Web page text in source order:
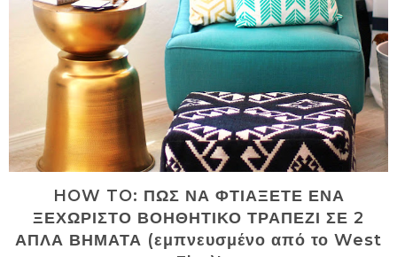
HOW TO: ΠΩΣ ΝΑ ΦΤΙΑΞΕΤΕ ΕΝΑ
ΞΕΧΩΡΙΣΤΟ ΒΟΗΘΗΤΙΚΟ ΤΡΑΠΕΖΙ ΣΕ 2
ΑΠΛΑ ΒΗΜΑΤΑ (εμπνευσμένο από το West